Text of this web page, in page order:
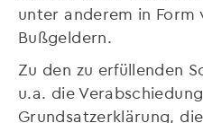
unter anderem in Form
Bußgeldern.
Zu den zu erfüllenden
u.a. die
Grundsatzerklärung,